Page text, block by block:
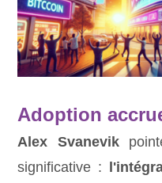
Adoption
Alex Svanevik
significative :